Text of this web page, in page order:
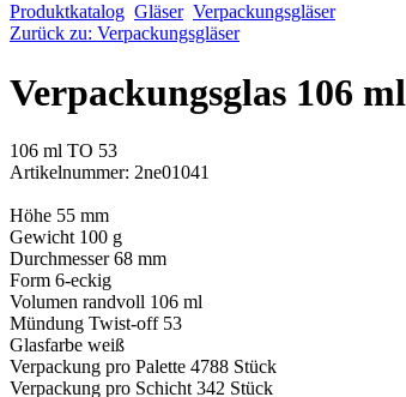
Produktkatalog Gläser Verpackungsgläser
Zurück zu: Verpackungsgläser
Verpackungsglas 106 ml
106 ml TO 53
Artikelnummer: 2ne01041
Höhe 55 mm
Gewicht 100 g
Durchmesser 68 mm
Form 6-eckig
Volumen randvoll 106 ml
Mündung Twist-off 53
Glasfarbe weiß
Verpackung pro Palette 4788 Stück
Verpackung pro Schicht 342 Stück